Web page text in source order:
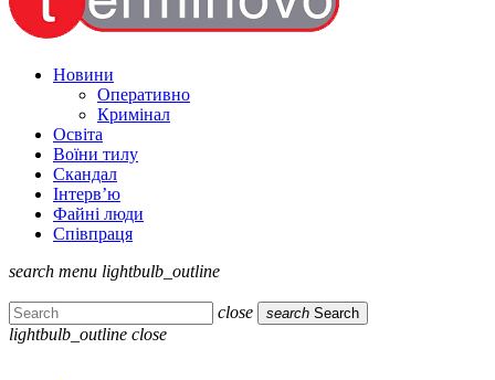
Новини
Оперативно
Кримінал
Освіта
Воїни тилу
Скандал
Інтерв’ю
Файні люди
Співпраця
search menu lightbulb_outline
close search Search
lightbulb_outline close